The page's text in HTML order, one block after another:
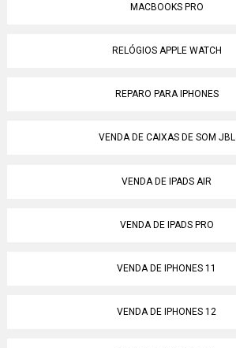
MACBOOKS PRO
RELÓGIOS APPLE WATCH
REPARO PARA IPHONES
VENDA DE CAIXAS DE SOM JBL
VENDA DE IPADS AIR
VENDA DE IPADS PRO
VENDA DE IPHONES 11
VENDA DE IPHONES 12